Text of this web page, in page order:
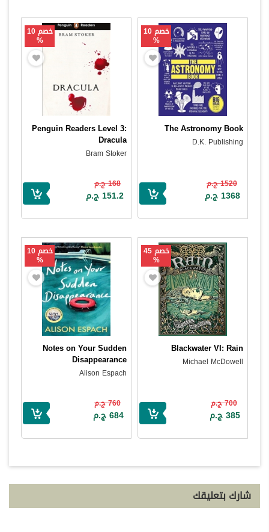
خصم 10
%
The Astronomy Book
D.K. Publishing
1520 ج.م
1368 ج.م
خصم 10
%
Penguin Readers Level 3:
Dracula
Bram Stoker
168 ج.م
151.2 ج.م
خصم 45
%
Blackwater VI: Rain
Michael McDowell
700 ج.م
385 ج.م
خصم 10
%
Notes on Your Sudden
Disappearance
Alison Espach
760 ج.م
684 ج.م
شارك بتعليقك